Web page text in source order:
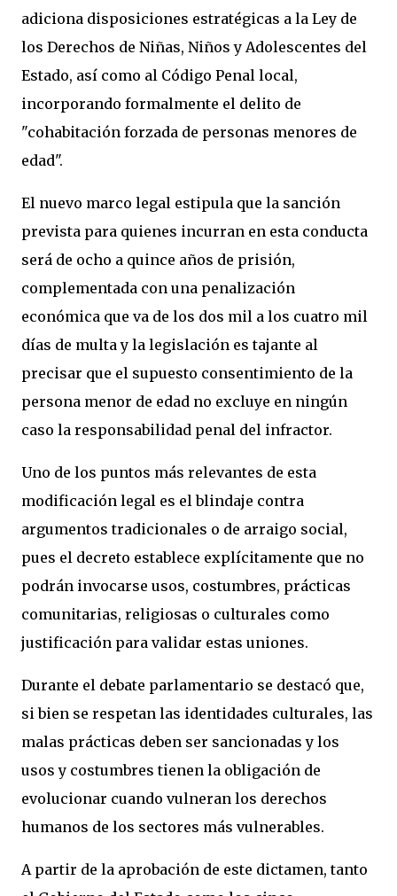
adiciona disposiciones estratégicas a la Ley de
los Derechos de Niñas, Niños y Adolescentes del
Estado, así como al Código Penal local,
incorporando formalmente el delito de
"cohabitación forzada de personas menores de
edad".
El nuevo marco legal estipula que la sanción
prevista para quienes incurran en esta conducta
será de ocho a quince años de prisión,
complementada con una penalización
económica que va de los dos mil a los cuatro mil
días de multa y la legislación es tajante al
precisar que el supuesto consentimiento de la
persona menor de edad no excluye en ningún
caso la responsabilidad penal del infractor.
Uno de los puntos más relevantes de esta
modificación legal es el blindaje contra
argumentos tradicionales o de arraigo social,
pues el decreto establece explícitamente que no
podrán invocarse usos, costumbres, prácticas
comunitarias, religiosas o culturales como
justificación para validar estas uniones.
Durante el debate parlamentario se destacó que,
si bien se respetan las identidades culturales, las
malas prácticas deben ser sancionadas y los
usos y costumbres tienen la obligación de
evolucionar cuando vulneran los derechos
humanos de los sectores más vulnerables.
A partir de la aprobación de este dictamen, tanto